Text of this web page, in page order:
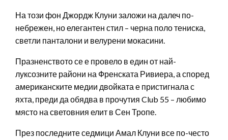
На този фон Джордж Клуни заложи на далеч по-
небрежен, но елегантен стил – черна поло тениска,
светли панталони и велурени мокасини.
Празненството се е провело в един от най-
луксозните райони на Френската Ривиера, а според
американските медии двойката е пристигнала с
яхта, преди да обядва в прочутия Club 55 – любимо
място на световния елит в Сен Тропе.
През последните седмици Амал Клуни все по-често